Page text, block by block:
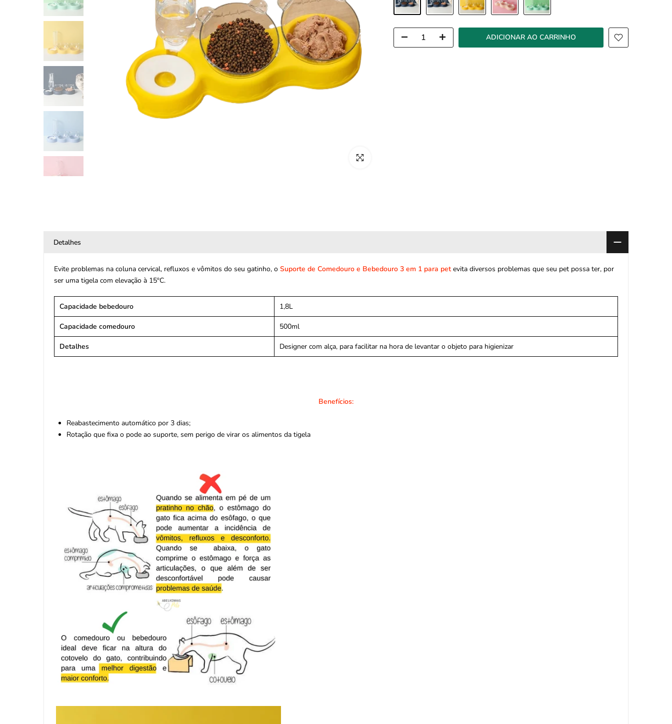
Clique para ampliar
ADICIONAR AO CARRINHO
Detalhes
Evite problemas na coluna cervical, refluxos e vômitos do seu gatinho, o Suporte de Comedouro e Bebedouro 3 em 1 para petevita diversos problemas que seu pet possa ter, por
ser uma tigela com elevação à 15ºC.
Capacidade bebedouro 1,8L
Capacidade comedouro 500ml
Detalhes Designer com alça, para facilitar na hora de levantar o objeto para higienizar
Benefícios:
Reabastecimento automático por 3 dias;
Rotação que fixa o pode ao suporte, sem perigo de virar os alimentos da tigela